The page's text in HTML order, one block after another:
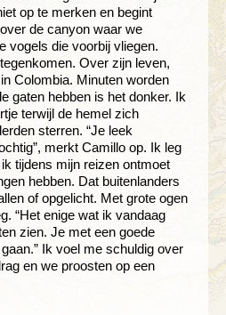
op te merken en begint
de canyon waar we
vogels die voorbij vliegen.
Over zijn leven,
Colombia. Minuten worden
gaten hebben is het donker. Ik
terwijl de hemel zich
sterren. “Je leek
merkt Camillo op. Ik leg
tijdens mijn reizen ontmoet
hebben. Dat buitenlanders
of opgelicht. Met grote ogen
“Het enige wat ik vandaag
zien. Je met een goede
Ik voel me schuldig over
en we proosten op een